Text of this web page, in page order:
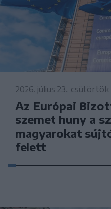
2026. július 23., csütörtök
Az Európai
szemet huny a
magyarokat
felett